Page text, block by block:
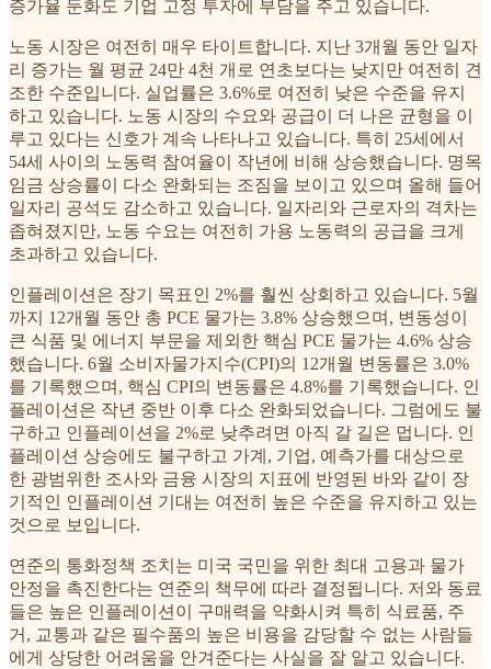
증가율 둔화도 기업 고정 투자에 부담을 주고 있습니다.
노동 시장은 여전히 매우 타이트합니다. 지난 3개월 동안 일자
리 증가는 월 평균 24만 4천 개로 연초보다는 낮지만 여전히 견
조한 수준입니다. 실업률은 3.6%로 여전히 낮은 수준을 유지
하고 있습니다. 노동 시장의 수요와 공급이 더 나은 균형을 이
루고 있다는 신호가 계속 나타나고 있습니다. 특히 25세에서
54세 사이의 노동력 참여율이 작년에 비해 상승했습니다. 명목
임금 상승률이 다소 완화되는 조짐을 보이고 있으며 올해 들어
일자리 공석도 감소하고 있습니다. 일자리와 근로자의 격차는
좁혀졌지만, 노동 수요는 여전히 가용 노동력의 공급을 크게
초과하고 있습니다.
인플레이션은 장기 목표인 2%를 훨씬 상회하고 있습니다. 5월
까지 12개월 동안 총 PCE 물가는 3.8% 상승했으며, 변동성이
큰 식품 및 에너지 부문을 제외한 핵심 PCE 물가는 4.6% 상승
했습니다. 6월 소비자물가지수(CPI)의 12개월 변동률은 3.0%
를 기록했으며, 핵심 CPI의 변동률은 4.8%를 기록했습니다. 인
플레이션은 작년 중반 이후 다소 완화되었습니다. 그럼에도 불
구하고 인플레이션을 2%로 낮추려면 아직 갈 길은 멉니다. 인
플레이션 상승에도 불구하고 가계, 기업, 예측가를 대상으로
한 광범위한 조사와 금융 시장의 지표에 반영된 바와 같이 장
기적인 인플레이션 기대는 여전히 높은 수준을 유지하고 있는
것으로 보입니다.
연준의 통화정책 조치는 미국 국민을 위한 최대 고용과 물가
안정을 촉진한다는 연준의 책무에 따라 결정됩니다. 저와 동료
들은 높은 인플레이션이 구매력을 약화시켜 특히 식료품, 주
거, 교통과 같은 필수품의 높은 비용을 감당할 수 없는 사람들
에게 상당한 어려움을 안겨준다는 사실을 잘 알고 있습니다.